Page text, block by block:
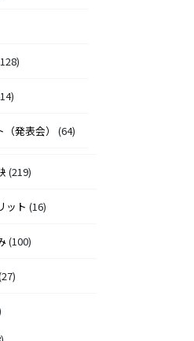
発表会） (64)
(219)
ット (16)
(100)